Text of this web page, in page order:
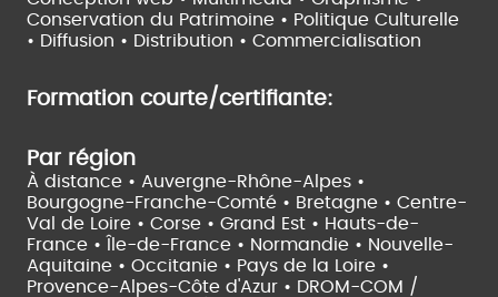
Conservation du Patrimoine • Politique Culturelle
• Diffusion • Distribution • Commercialisation
Formation courte/certifiante:
Par région
À distance • Auvergne-Rhône-Alpes •
Bourgogne-Franche-Comté • Bretagne • Centre-
Val de Loire • Corse • Grand Est • Hauts-de-
France •
Île-de-France • Normandie • Nouvelle-
Aquitaine • Occitanie • Pays de la Loire •
Provence-Alpes-Côte d'Azur • DROM-COM /